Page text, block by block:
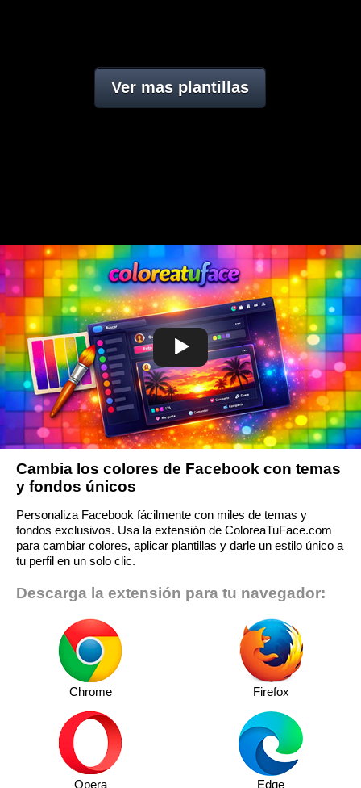
Ver mas plantillas
Cambia los colores de Facebook con temas
y fondos únicos
Personaliza Facebook fácilmente con miles de temas y
fondos exclusivos. Usa la extensión de ColoreaTuFace.com
para cambiar colores, aplicar plantillas y darle un estilo único a
tu perfil en un solo clic.
Descarga la extensión para tu navegador:
Chrome Firefox
Opera Edge